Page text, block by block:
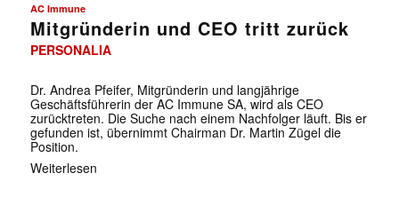
AC Immune
Mitgründerin und CEO tritt zurück
PERSONALIA
Dr. Andrea Pfeifer, Mitgründerin und langjährige
Geschäftsführerin der AC Immune SA, wird als CEO
zurücktreten. Die Suche nach einem Nachfolger läuft. Bis er
gefunden ist, übernimmt Chairman Dr. Martin Zügel die
Position.
Weiterlesen